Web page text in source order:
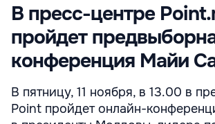
В пресс-центре
пройдет
конференция Майи
В пятницу, 11 ноября, в 13.00 в
Point пройдет онлайн-